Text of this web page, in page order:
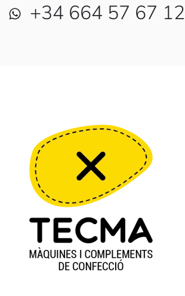
+34 664 57 67 12